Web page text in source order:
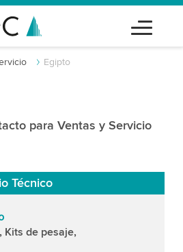
Egipto
para Ventas y Servicio
Técnico
Kits de pesaje,